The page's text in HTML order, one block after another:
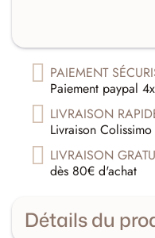
PAIEMENT
Paiement paypal
LIVRAISON
Livraison
LIVRAISON
dès 80€ d'achat
Détails du